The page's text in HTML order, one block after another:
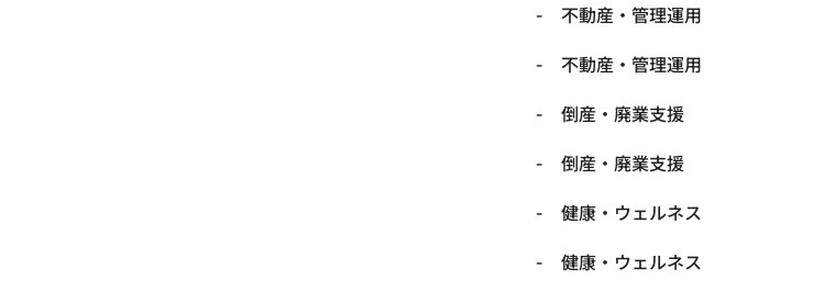
不動産・管理運用
不動産・管理運用
倒産・廃業支援
倒産・廃業支援
健康・ウェルネス
健康・ウェルネス